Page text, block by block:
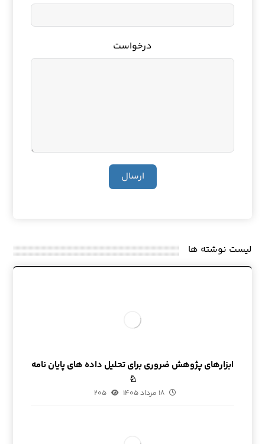
درخواست
ارسال
لیست نوشته ها
ابزارهای پژوهش ضروری برای تحلیل داده های پایان نامه
♘
۱۸ مرداد ۱۴۰۵ ۲۰۵